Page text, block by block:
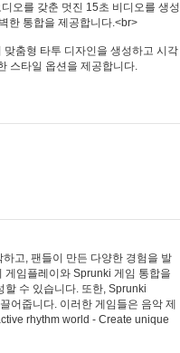
오를 갖춘 멋진 15초 비디오를 생성
한 통합을 제공합니다.<br>
춤형 타투 디자인을 생성하고 시각
스타일 옵션을 제공합니다.
고, 팬들이 만든 다양한 경험을 발
임플레이와 Sprunki 게임 통합을
할 수 있습니다. 또한, Sprunki
어줍니다. 이러한 게임들은 음악 제
rhythm world - Create unique